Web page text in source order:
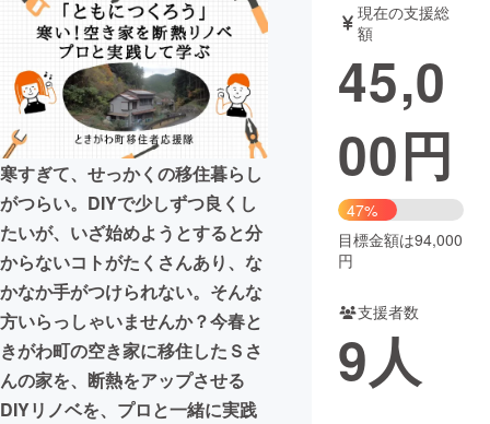
テクノロジー・ガジェット
映像・映画 書籍・雑誌
ビジネス・起業 チャレンジ
まちづくり・地域活性化
CAMPFIRE for Social Good
CAMPFIRE Creation
CAMPFIREふるさと納税machi-ya コミュニティ
寒すぎて、せっかくの移住暮らし
がつらい。DIYで少しずつ良くし
たいが、いざ始めようとすると分
からないコトがたくさんあり、な
かなか手がつけられない。そんな
方いらっしゃいませんか？今春と
きがわ町の空き家に移住したＳさ
んの家を、断熱をアップさせる
DIYリノベを、プロと一緒に実践
現在の支援総
額
45,0
00円
47%
目標金額は94,000
円
支援者数
9人